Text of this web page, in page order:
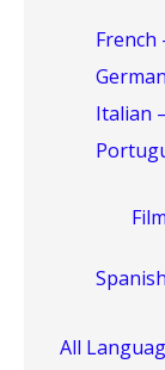
French
Italian
All